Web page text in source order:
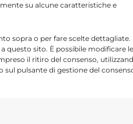
su alcune caratteristiche e
sopra o per fare scelte dettagliate.
questo sito. È possibile modificare le
il ritiro del consenso,
sul pulsante di gestione del
tappa su